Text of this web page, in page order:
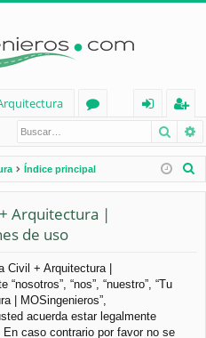
os
nt
ifi
eg
ist
ra
Índice principal
Arquitectura |
de uso
Civil + Arquitectura |
“nos”, “nuestro”, “Tu
| MOSingenieros”,
acuerda estar legalmente
caso contrario por favor no se